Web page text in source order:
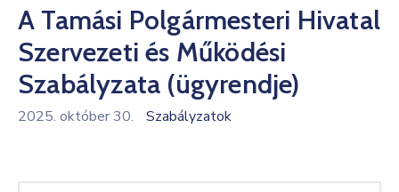
Kultúra
Keresés
A Tamási Polgármesteri Hivatal
Szervezeti és Működési
Szabályzata (ügyrendje)
2025. október 30. Szabályzatok